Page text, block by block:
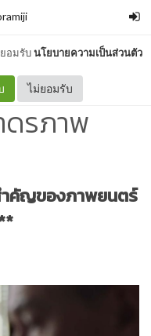
อมรับนโยบายความเป็นส่วนตัว
ไม่ยอมรับสหภาพ
ดรภาพ
ำคัญของภาพยนตร์